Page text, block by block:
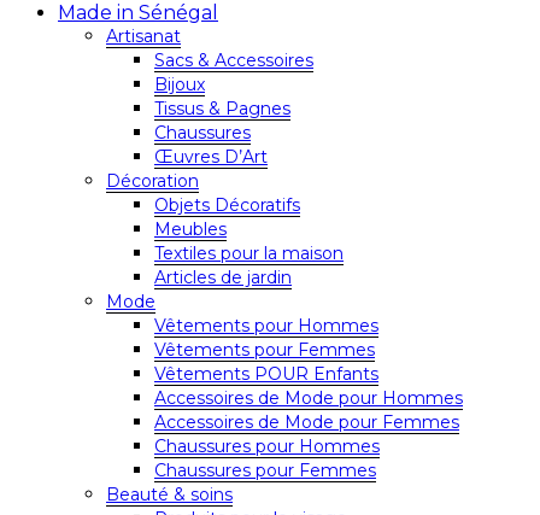
Made in Sénégal
Artisanat
Sacs & Accessoires
Bijoux
Tissus & Pagnes
Chaussures
Œuvres D’Art
Décoration
Objets Décoratifs
Meubles
Textiles pour la maison
Articles de jardin
Mode
Vêtements pour Hommes
Vêtements pour Femmes
Vêtements POUR Enfants
Accessoires de Mode pour Hommes
Accessoires de Mode pour Femmes
Chaussures pour Hommes
Chaussures pour Femmes
Beauté & soins